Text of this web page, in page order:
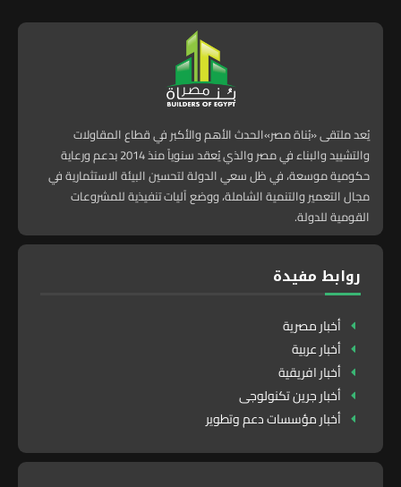
يُعد ملتقى «بُناة مصر»الحدث الأهم والأكبر في قطاع المقاولات
والتشييد والبناء في مصر والذي يُعقد سنوياً منذ 2014 بدعم ورعاية
حكومية موسعة، في ظل سعي الدولة لتحسين البيئة الاستثمارية في
مجال التعمير والتنمية الشاملة، ووضع آليات تنفيذية للمشروعات
القومية للدولة.
روابط مفيدة
أخبار مصرية
أخبار عربية
أخبار افريقية
أخبار جرين تكنولوجى
أخبار مؤسسات دعم وتطوير